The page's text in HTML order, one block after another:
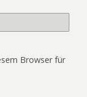
Browser für